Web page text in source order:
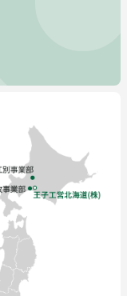
ューション